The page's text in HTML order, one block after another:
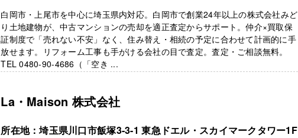
白岡市・上尾市を中心に埼玉県内対応。白岡市で創業24年以上の株式会社みど
り土地建物が、中古マンションの売却を適正査定からサポート。仲介×買取保
証制度で「売れない不安」なく、住み替え・相続の予定に合わせて計画的に手
放せます。リフォーム工事も手がける会社の目で査定。査定・ご相談無料。
TEL 0480-90-4686（「空き ...
La・Maison 株式会社
所在地：埼玉県川口市飯塚3-3-1 東急ドエル・スカイマークタワー1F